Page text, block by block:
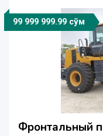
99 999 999.99 сўм
Фронтальный